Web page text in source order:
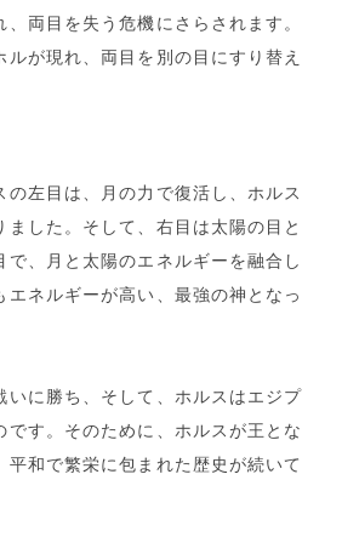
両目を失う危機にさらされます。
が現れ、両目を別の目にすり替え
の左目は、月の力で復活し、ホルス
した。そして、右目は太陽の目と
で、月と太陽のエネルギーを融合し
エネルギーが高い、最強の神となっ
いに勝ち、そして、ホルスはエジプ
です。そのために、ホルスが王とな
平和で繁栄に包まれた歴史が続いて